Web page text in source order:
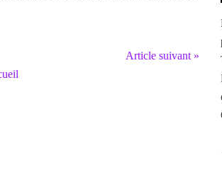
Article suivant »